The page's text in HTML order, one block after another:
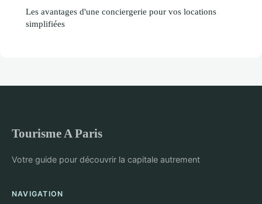
Les avantages d'une conciergerie pour vos locations
simplifiées
Tourisme A Paris
Votre guide pour découvrir la capitale autrement
NAVIGATION